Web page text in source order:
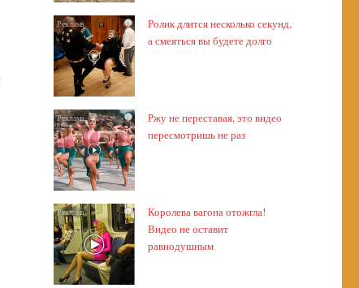
i
Ролик длится несколько секунд,
а смеяться вы будете долго
i
Ржу не переставая, это видео
пересмотришь не раз
i
Королева вагона отожгла!
Видео не оставит
равнодушным